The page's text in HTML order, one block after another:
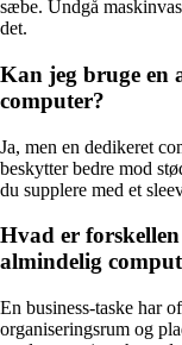
sæbe. Undgå
det.
Kan jeg bruge en
computer?
Ja, men en dedikeret
beskytter bedre mod
du supplere med et
Hvad er forskellen
almindelig
En business-taske har
organiseringsrum og